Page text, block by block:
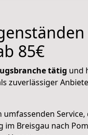
85€
tätig und
zuverlässiger
Service,
im Breisgau nach